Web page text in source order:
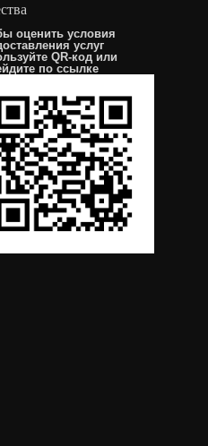
оценить условия
услуг
QR-код или
поссылке